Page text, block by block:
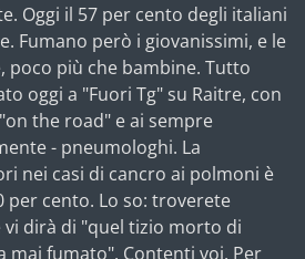
Oggi il 57 per cento degli italiani
Fumano però i giovanissimi, e le
poco più che bambine. Tutto
oggi a "Fuori Tg" su Raitre, con
the road" e ai sempre
- pneumologhi. La
nei casi di cancro ai polmoni è
per cento. Lo so: troverete
dirà di "quel tizio morto di
mai fumato". Contenti voi. Per